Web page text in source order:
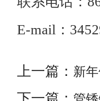
E-mail ：
上一篇： 新